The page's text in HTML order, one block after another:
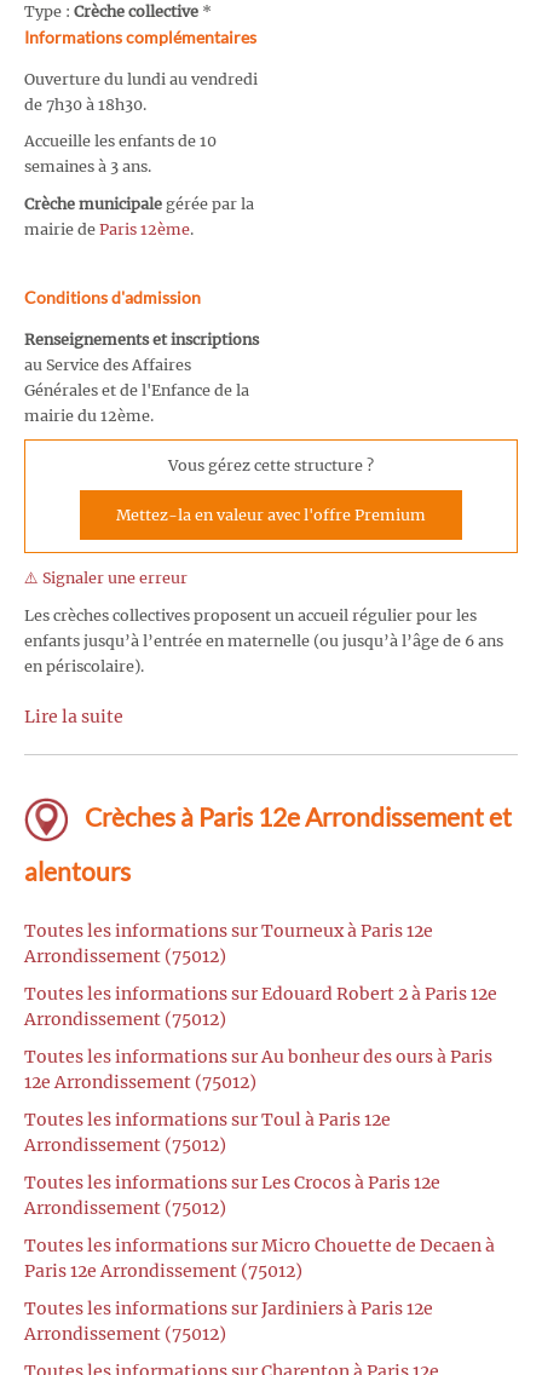
Type : Crèche collective *
Informations complémentaires
Ouverture du lundi au vendredi
de 7h30 à 18h30.
Accueille les enfants de 10
semaines à 3 ans.
Crèche municipale gérée par la
mairie de Paris 12ème.
Conditions d'admission
Renseignements et inscriptions
au Service des Affaires
Générales et de l'Enfance de la
mairie du 12ème.
Vous gérez cette structure ?
Mettez-la en valeur avec l'offre Premium
⚠️ Signaler une erreur
Les crèches collectives proposent un accueil régulier pour les
enfants jusqu’à l’entrée en maternelle (ou jusqu’à l’âge de 6 ans
en périscolaire).
Lire la suite
Crèches à Paris 12e Arrondissement et
alentours
Toutes les informations sur Tourneux à Paris 12e
Arrondissement (75012)
Toutes les informations sur Edouard Robert 2 à Paris 12e
Arrondissement (75012)
Toutes les informations sur Au bonheur des ours à Paris
12e Arrondissement (75012)
Toutes les informations sur Toul à Paris 12e
Arrondissement (75012)
Toutes les informations sur Les Crocos à Paris 12e
Arrondissement (75012)
Toutes les informations sur Micro Chouette de Decaen à
Paris 12e Arrondissement (75012)
Toutes les informations sur Jardiniers à Paris 12e
Arrondissement (75012)